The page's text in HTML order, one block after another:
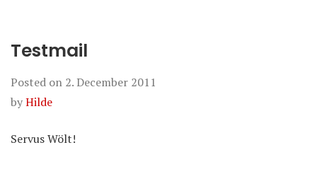
Testmail
Posted on 2. December 2011
byHilde
Servus Wölt!